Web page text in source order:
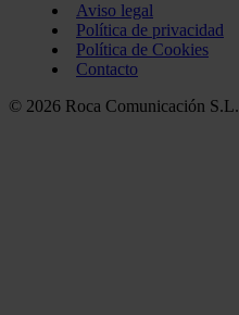
Aviso legal
Política de privacidad
Política de Cookies
Contacto
© 2026 Roca Comunicación S.L.